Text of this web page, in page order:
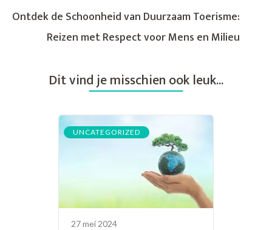
Ontdek de Schoonheid van Duurzaam Toerisme:
Reizen met Respect voor Mens en Milieu
Dit vind je misschien ook leuk...
UNCATEGORIZED
27 mei 2024